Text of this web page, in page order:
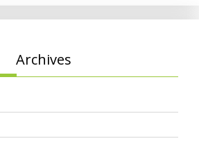
Archives